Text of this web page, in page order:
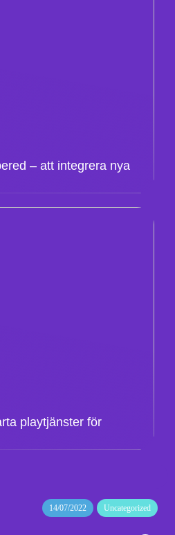
– att integrera nya
playtjänster för
14/07/2022 Uncategorized